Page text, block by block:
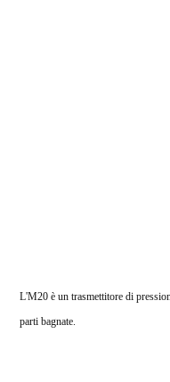
L'M20 è un trasmettitore di
parti bagnate.